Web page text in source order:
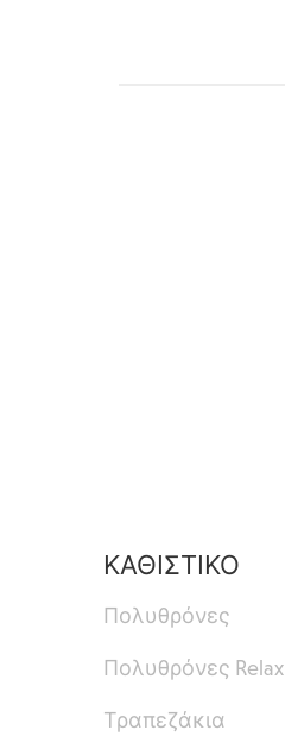
ΚΑΘΙΣΤΙΚΟ
Πολυθρόνες
Πολυθρόνες Relax
Τραπεζάκια